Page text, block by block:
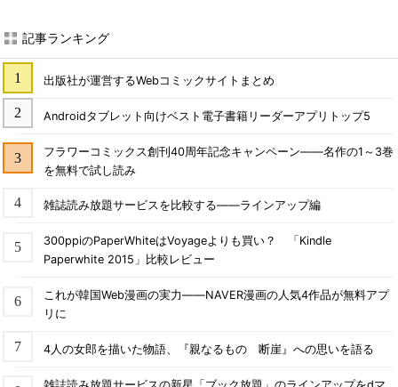
記事ランキング
出版社が運営するWebコミックサイトまとめ
Androidタブレット向けベスト電子書籍リーダーアプリトップ5
フラワーコミックス創刊40周年記念キャンペーン――名作の1～3巻
を無料で試し読み
雑誌読み放題サービスを比較する――ラインアップ編
300ppiのPaperWhiteはVoyageよりも買い？ 「Kindle
Paperwhite 2015」比較レビュー
これが韓国Web漫画の実力――NAVER漫画の人気4作品が無料アプ
リに
4人の女郎を描いた物語、『親なるもの 断崖』への思いを語る